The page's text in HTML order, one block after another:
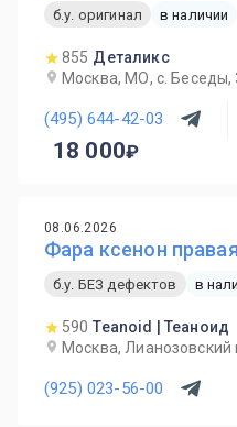
б.у. оригинал в наличии
855 Деталикс
Москва, МО, с. Беседы,
(495) 644-42-03
18 000
08.06.2026
Фара ксенон правая
б.у. БЕЗ дефектов в
590 Teanoid | Теаноид
Москва, Лианозовский
(925) 023-56-00